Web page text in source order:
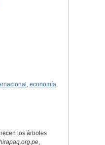
, economía,
los árboles
,